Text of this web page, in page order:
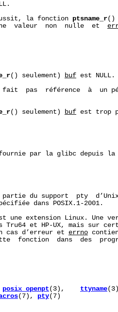
la fonction
ptsname_r()
valeur  non  nulle  et
() seulement) buf est NULL.
fait  pas  référence  à  un
() seulement) buf est trop
par la glibc depuis la
du support  pty
dans POSIX.1-2001.
une extension Linux. Une
Tru64 et HP-UX, mais sur
cas d’erreur et
errno
fonction  dans  des
posix_openpt (3), ttyname
(7), pty(7)